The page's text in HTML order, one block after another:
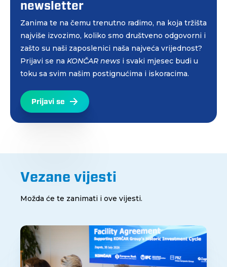
newsletter
Zanima te na čemu trenutno radimo, na koja tržišta
najviše izvozimo, koliko smo društveno odgovorni i
zašto su naši zaposlenici naša najveća vrijednost?
Prijavi se na KONČAR news i svaki mjesec budi u
toku sa svim našim postignućima i iskoracima.
Prijavi se
Vezane vijesti
Možda će te zanimati i ove vijesti.